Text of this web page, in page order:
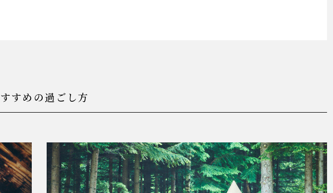
すめの過ごし方